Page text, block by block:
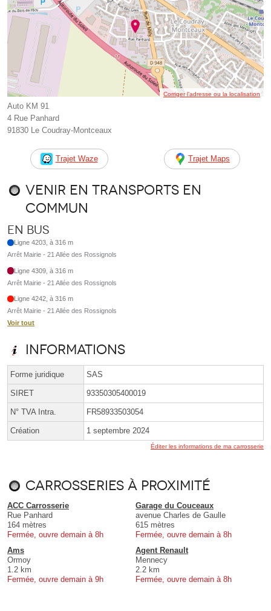
Corriger l’adresse ou la localisation
Auto KM 91
4 Rue Panhard
91830 Le Coudray-Montceaux
Trajet Waze Trajet Maps
Venir en transports en
commun
En bus
Ligne 4203, à 316 m
Arrêt Mairie - 21 Allée des Rossignols
Ligne 4309, à 316 m
Arrêt Mairie - 21 Allée des Rossignols
Ligne 4242, à 316 m
Arrêt Mairie - 21 Allée des Rossignols
Voir tout
Informations
Forme juridique SAS
SIRET 93350305400019
N° TVA Intra. FR58933503054
Création 1 septembre 2024
Éditer les informations de ma carrosserie
Carrosseries à proximité
ACC Carrosserie
Rue Panhard
164 mètres
Fermée, ouvre demain à 8h
Garage du Couceaux
avenue Charles de Gaulle
615 mètres
Fermée, ouvre demain à 8h
Ams
Ormoy
1.2 km
Fermée, ouvre demain à 9h
Agent Renault
Mennecy
2.2 km
Fermée, ouvre demain à 8h